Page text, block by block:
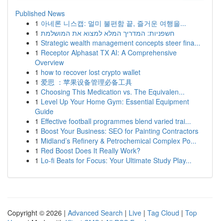
Published News
1 아네론 니스캡: 멀미 불편함 끝, 즐거운 여행을...
1 חשפניות: המדריך המלא למצוא את המושלמת
1 Strategic wealth management concepts steer fina...
1 Receptor Alphasat TX AI: A Comprehensive
Overview
1 how to recover lost crypto wallet
1 爱思 ：苹果设备管理必备工具
1 Choosing This Medication vs. The Equivalen...
1 Level Up Your Home Gym: Essential Equipment
Guide
1 Effective football programmes blend varied trai...
1 Boost Your Business: SEO for Painting Contractors
1 Midland’s Refinery & Petrochemical Complex Po...
1 Red Boost Does It Really Work?
1 Lo-fi Beats for Focus: Your Ultimate Study Play...
Copyright © 2026 | Advanced Search | Live | Tag Cloud | Top